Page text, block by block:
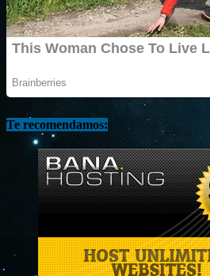
Te recomendamos: